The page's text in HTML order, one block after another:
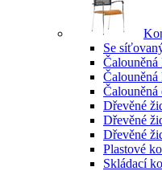
Se
Dřevěné
Dřevěné
Dřevěné
Plastové
Skládací